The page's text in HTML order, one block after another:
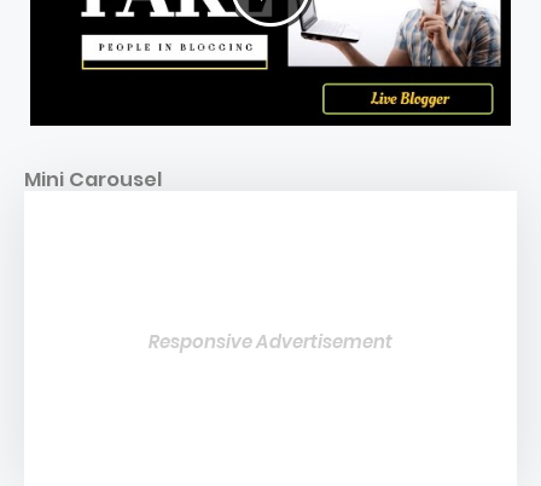
Mini Carousel
Responsive Advertisement